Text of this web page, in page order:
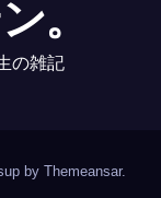
。
の雑記
by Themeansar.